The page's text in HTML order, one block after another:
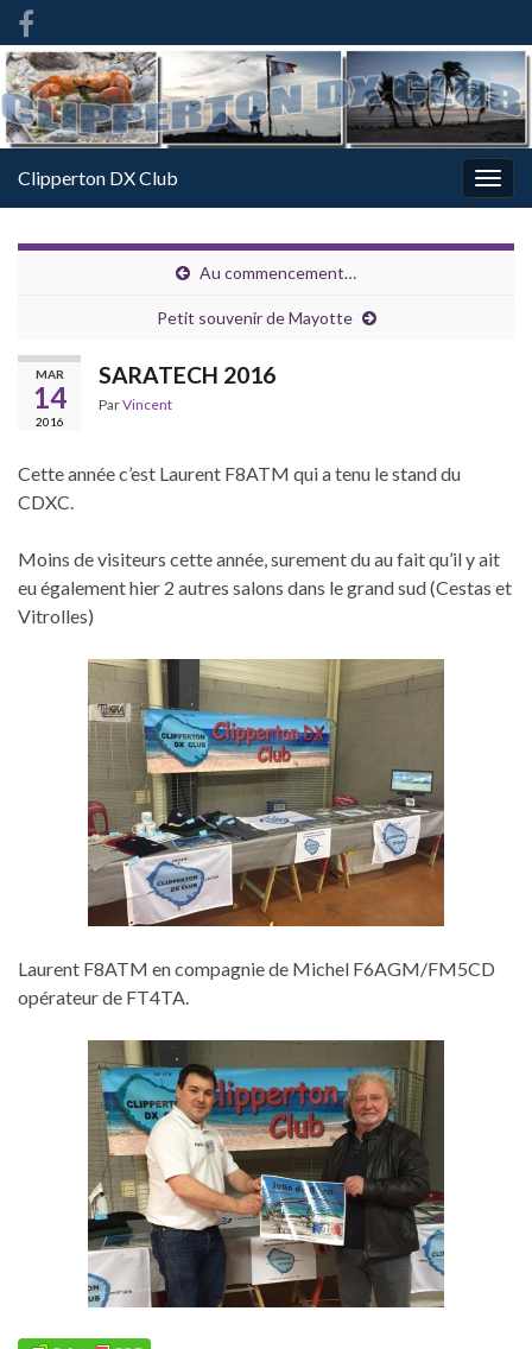
Clipperton DX Club
Au commencement…
Petit souvenir de Mayotte
MAR
14
2016
SARATECH 2016
ParVincent
Cette année c’est Laurent F8ATM qui a tenu le stand du
CDXC.
Moins de visiteurs cette année, surement du au fait qu’il y ait
eu également hier 2 autres salons dans le grand sud (Cestas et
Vitrolles)
Laurent F8ATM en compagnie de Michel F6AGM/FM5CD
opérateur de FT4TA.